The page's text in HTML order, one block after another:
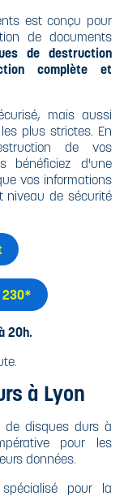
est conçu pour
de documents
de destruction
complète et
mais aussi
plus strictes. En
de vos
bénéficiez d'une
vos informations
niveau de sécurité
230*
20h.
à Lyon
de disques durs à
pour les
données.
pour la